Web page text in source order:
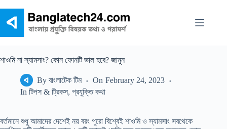
content
শাওমি না স্যামসাং? কোন ফোনটি ভাল হবে? জানুন
By বাংলাটেক টিম On February 24, 2023
In টিপস & ট্রিকস,প্রযুক্তি কথা
বর্তমানে শুধু আমাদের দেশেই নয় বরং পুরো বিশ্বেই শাওমি ও স্যামসাং সবথেকে